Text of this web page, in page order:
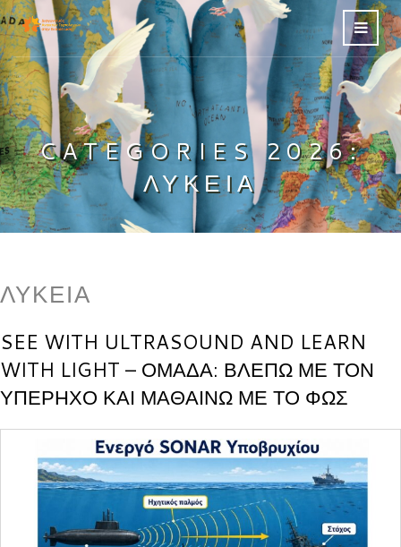
CATEGORIES 2026:
ΛΎΚΕΙΑ
ΛΎΚΕΙΑ
SEE WITH ULTRASOUND AND LEARN
WITH LIGHT – ΟΜΑΔΑ: ΒΛΕΠΩ ΜΕ ΤΟΝ
ΥΠΕΡΗΧΟ ΚΑΙ ΜΑΘΑΙΝΩ ΜΕ ΤΟ ΦΩΣ